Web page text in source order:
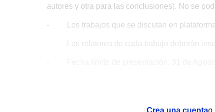
autores y otra para las conclusiones). No se
- Los trabajos que se discutan en plataforma
- Los relatores de cada trabajo deberán
Crea una cuentao